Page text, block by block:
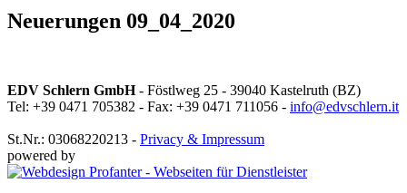
Neuerungen 09_04_2020
EDV Schlern GmbH- Föstlweg 25 - 39040 Kastelruth (BZ)
Tel: +39 0471 705382 - Fax: +39 0471 711056 - info@edvschlern.it
St.Nr.: 03068220213 - Privacy & Impressum
powered by